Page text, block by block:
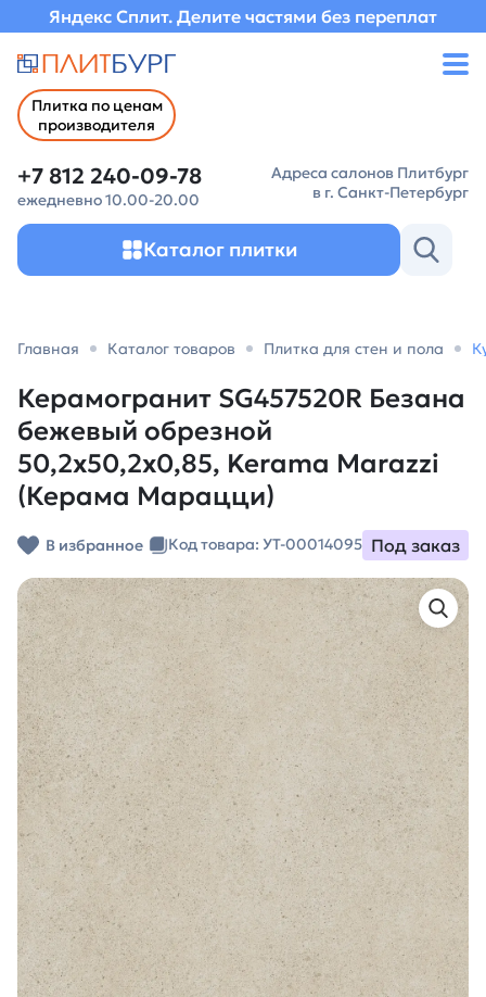
Яндекс Сплит. Делите частями без переплат
Плитка по ценам
производителя
+7 812 240-09-78
ежедневно 10.00-20.00
Адреса салонов Плитбург
в г. Санкт-Петербург
Каталог плитки
Главная Каталог товаров Плитка для стен и пола
Керамогранит SG457520R Безана
бежевый обрезной
50,2x50,2x0,85, Kerama Marazzi
(Керама Марацци)
В избранное Код товара: УТ-00014095 Под заказ